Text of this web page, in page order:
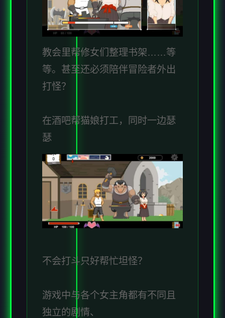
教会里帮修女们整理书架……等
等。甚至还必须陪伴冒险者外出
打怪？
在酒吧帮猫娘打工，同时一边瑟
瑟
不会打斗只好帮忙坦怪？
游戏中与各个女主角都有不同且
独立的剧情、